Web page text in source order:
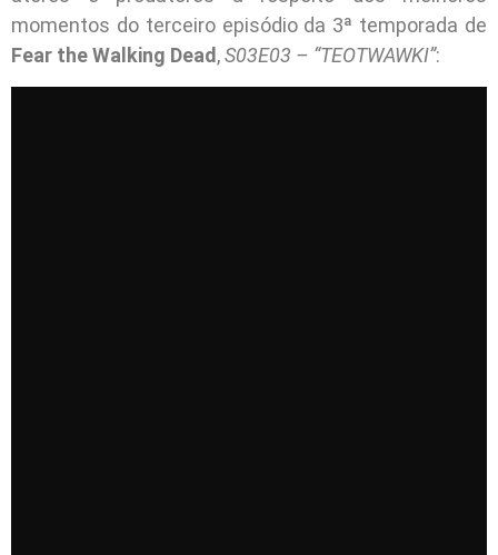
momentos do terceiro episódio da 3ª temporada de
Fear the Walking Dead ,S03E03 – “TEOTWAWKI”: